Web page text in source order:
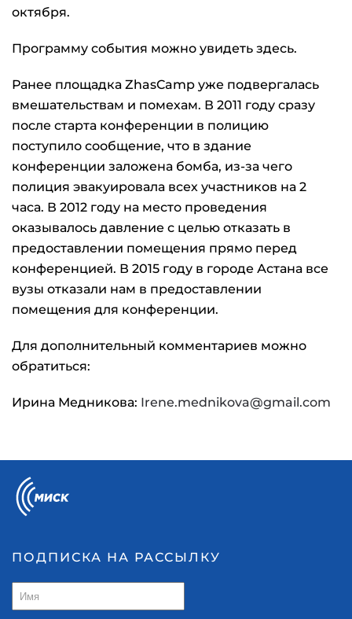
октября.
Программу события можно увидеть здесь.
Ранее площадка ZhasCamp уже подвергалась
вмешательствам и помехам. В 2011 году сразу
после старта конференции в полицию
поступило сообщение, что в здание
конференции заложена бомба, из-за чего
полиция эвакуировала всех участников на 2
часа. В 2012 году на место проведения
оказывалось давление с целью отказать в
предоставлении помещения прямо перед
конференцией. В 2015 году в городе Астана все
вузы отказали нам в предоставлении
помещения для конференции.
Для дополнительный комментариев можно
обратиться:
Ирина Медникова: Irene.mednikova@gmail.com
ПОДПИСКА НА РАССЫЛКУ